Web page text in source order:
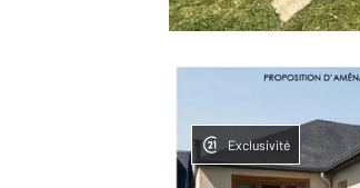
Exclusivité